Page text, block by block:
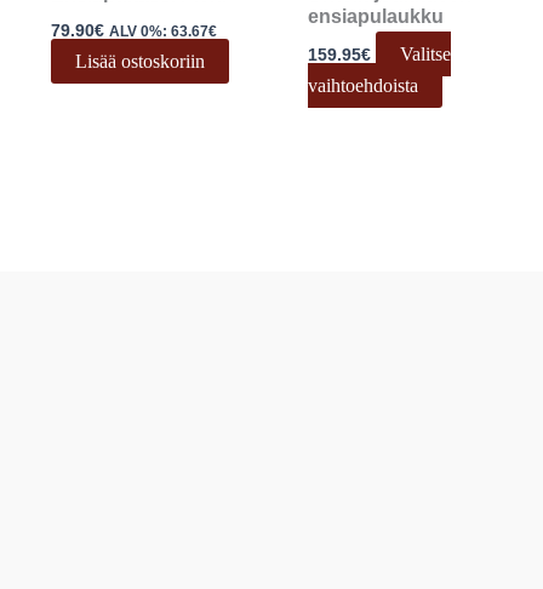
79.90€ ALV 0%: 63.67€
Lisää ostoskoriin
ensiapulaukku
159.95€
Valitse
vaihtoehdoista